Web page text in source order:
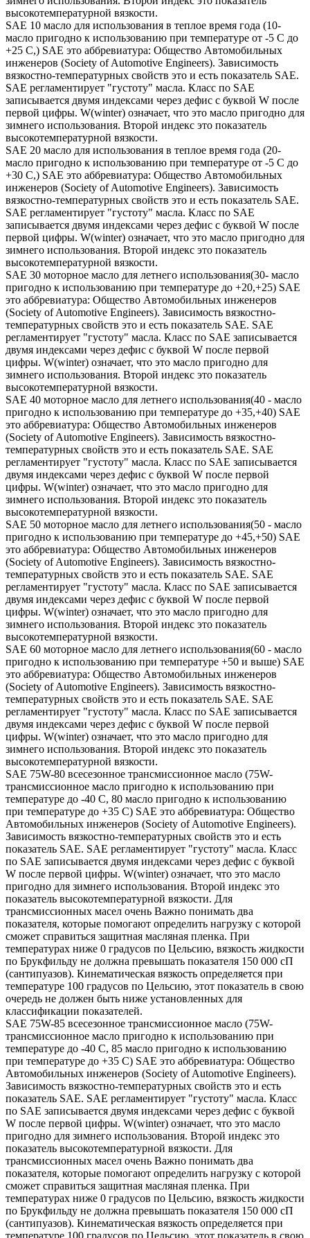
высокотемпературной вязкости.
SAE 10 масло для использования в теплое время года (10-
масло пригодно к использованию при температуре от -5 С до
+25 С,) SAE это аббревиатура: Общество Автомобильных
инженеров (Society of Automotive Engineers). Зависимость
вязкостно-температурных свойств это и есть показатель SAE.
SAE регламентирует "густоту" масла. Класс по SAE
записывается двумя индексами через дефис с буквой W после
первой цифры. W(winter) означает, что это масло пригодно для
зимнего использования. Второй индекс это показатель
высокотемпературной вязкости.
SAE 20 масло для использования в теплое время года (20-
масло пригодно к использованию при температуре от -5 С до
+30 С,) SAE это аббревиатура: Общество Автомобильных
инженеров (Society of Automotive Engineers). Зависимость
вязкостно-температурных свойств это и есть показатель SAE.
SAE регламентирует "густоту" масла. Класс по SAE
записывается двумя индексами через дефис с буквой W после
первой цифры. W(winter) означает, что это масло пригодно для
зимнего использования. Второй индекс это показатель
высокотемпературной вязкости.
SAE 30 моторное масло для летнего использования(30- масло
пригодно к использованию при температуре до +20,+25) SAE
это аббревиатура: Общество Автомобильных инженеров
(Society of Automotive Engineers). Зависимость вязкостно-
температурных свойств это и есть показатель SAE. SAE
регламентирует "густоту" масла. Класс по SAE записывается
двумя индексами через дефис с буквой W после первой
цифры. W(winter) означает, что это масло пригодно для
зимнего использования. Второй индекс это показатель
высокотемпературной вязкости.
SAE 40 моторное масло для летнего использования(40 - масло
пригодно к использованию при температуре до +35,+40) SAE
это аббревиатура: Общество Автомобильных инженеров
(Society of Automotive Engineers). Зависимость вязкостно-
температурных свойств это и есть показатель SAE. SAE
регламентирует "густоту" масла. Класс по SAE записывается
двумя индексами через дефис с буквой W после первой
цифры. W(winter) означает, что это масло пригодно для
зимнего использования. Второй индекс это показатель
высокотемпературной вязкости.
SAE 50 моторное масло для летнего использования(50 - масло
пригодно к использованию при температуре до +45,+50) SAE
это аббревиатура: Общество Автомобильных инженеров
(Society of Automotive Engineers). Зависимость вязкостно-
температурных свойств это и есть показатель SAE. SAE
регламентирует "густоту" масла. Класс по SAE записывается
двумя индексами через дефис с буквой W после первой
цифры. W(winter) означает, что это масло пригодно для
зимнего использования. Второй индекс это показатель
высокотемпературной вязкости.
SAE 60 моторное масло для летнего использования(60 - масло
пригодно к использованию при температуре +50 и выше) SAE
это аббревиатура: Общество Автомобильных инженеров
(Society of Automotive Engineers). Зависимость вязкостно-
температурных свойств это и есть показатель SAE. SAE
регламентирует "густоту" масла. Класс по SAE записывается
двумя индексами через дефис с буквой W после первой
цифры. W(winter) означает, что это масло пригодно для
зимнего использования. Второй индекс это показатель
высокотемпературной вязкости.
SAE 75W-80 всесезонное трансмиссионное масло (75W-
трансмиссионное масло пригодно к использованию при
температуре до -40 С, 80 масло пригодно к использованию
при температуре до +35 С) SAE это аббревиатура: Общество
Автомобильных инженеров (Society of Automotive Engineers).
Зависимость вязкостно-температурных свойств это и есть
показатель SAE. SAE регламентирует "густоту" масла. Класс
по SAE записывается двумя индексами через дефис с буквой
W после первой цифры. W(winter) означает, что это масло
пригодно для зимнего использования. Второй индекс это
показатель высокотемпературной вязкости. Для
трансмиссионных масел очень Важно понимать два
показателя, которые помогают определить нагрузку с которой
сможет справиться защитная масляная пленка. При
температурах ниже 0 градусов по Цельсию, вязкость жидкости
по Брукфильду не должна превышать показателя 150 000 сП
(сантипуазов). Кинематическая вязкость определяется при
температуре 100 градусов по Цельсию, этот показатель в свою
очередь не должен быть ниже установленных для
классификации показателей.
SAE 75W-85 всесезонное трансмиссионное масло (75W-
трансмиссионное масло пригодно к использованию при
температуре до -40 С, 85 масло пригодно к использованию
при температуре до +35 С) SAE это аббревиатура: Общество
Автомобильных инженеров (Society of Automotive Engineers).
Зависимость вязкостно-температурных свойств это и есть
показатель SAE. SAE регламентирует "густоту" масла. Класс
по SAE записывается двумя индексами через дефис с буквой
W после первой цифры. W(winter) означает, что это масло
пригодно для зимнего использования. Второй индекс это
показатель высокотемпературной вязкости. Для
трансмиссионных масел очень Важно понимать два
показателя, которые помогают определить нагрузку с которой
сможет справиться защитная масляная пленка. При
температурах ниже 0 градусов по Цельсию, вязкость жидкости
по Брукфильду не должна превышать показателя 150 000 сП
(сантипуазов). Кинематическая вязкость определяется при
температуре 100 градусов по Цельсию, этот показатель в свою